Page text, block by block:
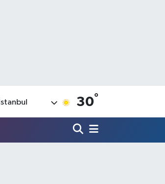
İstanbul 30°